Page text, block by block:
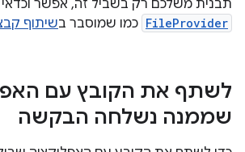
תבנית משלכם רק בשביל זה, אפשר
FileProvider כמו שמוסבר בשיתוף
לשתף את הקובץ עם
שממנה נשלחה הבקשה